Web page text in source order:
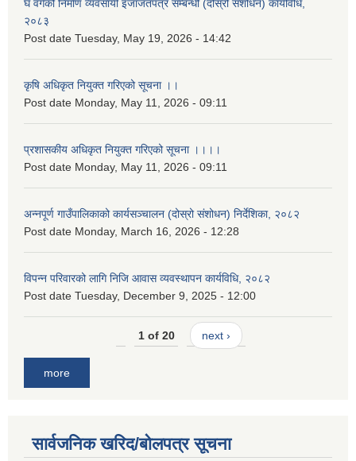
घ वर्गको निर्माण व्यवसायी इजाजतपत्र सम्बन्धी (दोस्रो संशोधन) कार्यविधि,
२०८३
Post date Tuesday, May 19, 2026 - 14:42
कृषि अधिकृत नियुक्त गरिएको सूचना ।।
Post date Monday, May 11, 2026 - 09:11
प्रशासकीय अधिकृत नियुक्त गरिएको सूचना ।।।।
Post date Monday, May 11, 2026 - 09:11
अन्नपूर्ण गाउँपालिकाको कार्यसञ्चालन (दोस्रो संशोधन) निर्देशिका, २०८२
Post date Monday, March 16, 2026 - 12:28
विपन्न परिवारको लागि निजि आवास व्यवस्थापन कार्यविधि, २०८२
Post date Tuesday, December 9, 2025 - 12:00
1 of 20 next ›
more
सार्वजनिक खरिद/बोलपत्र सूचना